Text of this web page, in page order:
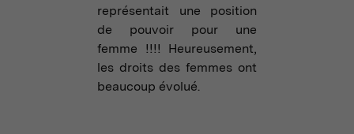
représentait une position
de pouvoir pour une
femme !!!! Heureusement,
les droits des femmes ont
beaucoup évolué.